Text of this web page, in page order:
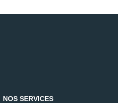
NOS SERVICES